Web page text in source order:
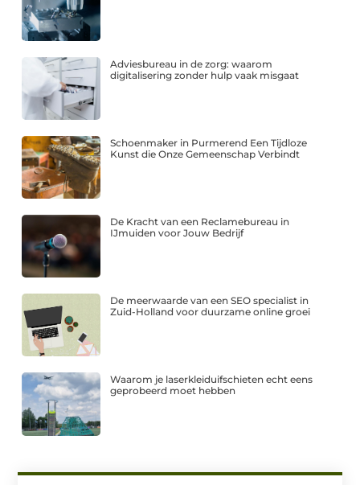
Adviesbureau in de zorg: waarom
digitalisering zonder hulp vaak misgaat
Schoenmaker in Purmerend Een Tijdloze
Kunst die Onze Gemeenschap Verbindt
De Kracht van een Reclamebureau in
IJmuiden voor Jouw Bedrijf
De meerwaarde van een SEO specialist in
Zuid-Holland voor duurzame online groei
Waarom je laserkleiduifschieten echt eens
geprobeerd moet hebben